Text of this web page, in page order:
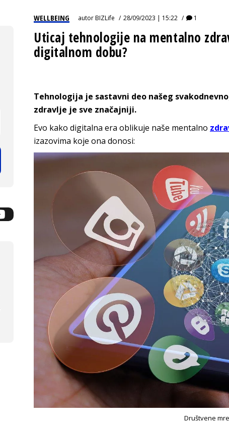
WELLBEING autorBIZLife 28/09/2023 | 15:22 1
Uticaj tehnologije na mentalno
digitalnom dobu?
Tehnologija je sastavni deo našeg
zdravlje je sve značajniji.
Evo kako digitalna era oblikuje naše mentalno
izazovima koje ona donosi:
Društvene